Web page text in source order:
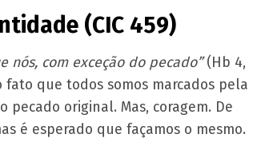
(CIC 459)
nós, com exceção do pecado”(Hb 4,
fato que todos somos marcados pela
pecado original. Mas, coragem. De
é esperado que façamos o mesmo.